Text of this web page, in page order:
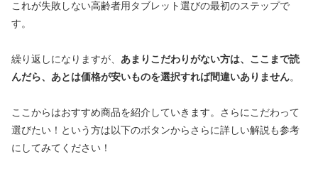
これが失敗しない高齢者用タブレット選びの最初のステップで
す。
繰り返しになりますが、 あまりこだわりがない方は、ここまで読
んだら、あとは価格が安いものを選択すれば間違いありません。
ここからはおすすめ商品を紹介していきます。さらにこだわって
選びたい！という方は以下のボタンからさらに詳しい解説も参考
にしてみてください！